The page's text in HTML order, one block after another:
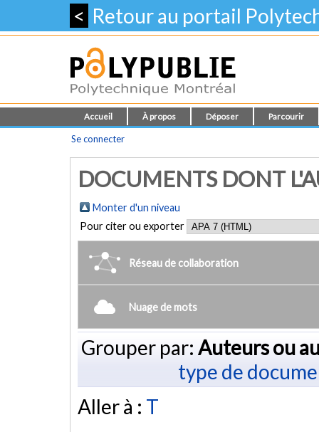
< Retour au portail
Accueil À propos Déposer Parcourir
Se connecter
DOCUMENTS DONT
Monter d'un niveau
Pour citer ou exporter
Réseau de collaboration
Nuage de mots
Grouper par: Auteurs ou
type de
Aller à : T